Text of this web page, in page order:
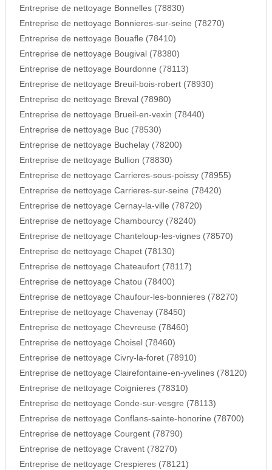
Entreprise de nettoyage Bonnelles (78830)
Entreprise de nettoyage Bonnieres-sur-seine (78270)
Entreprise de nettoyage Bouafle (78410)
Entreprise de nettoyage Bougival (78380)
Entreprise de nettoyage Bourdonne (78113)
Entreprise de nettoyage Breuil-bois-robert (78930)
Entreprise de nettoyage Breval (78980)
Entreprise de nettoyage Brueil-en-vexin (78440)
Entreprise de nettoyage Buc (78530)
Entreprise de nettoyage Buchelay (78200)
Entreprise de nettoyage Bullion (78830)
Entreprise de nettoyage Carrieres-sous-poissy (78955)
Entreprise de nettoyage Carrieres-sur-seine (78420)
Entreprise de nettoyage Cernay-la-ville (78720)
Entreprise de nettoyage Chambourcy (78240)
Entreprise de nettoyage Chanteloup-les-vignes (78570)
Entreprise de nettoyage Chapet (78130)
Entreprise de nettoyage Chateaufort (78117)
Entreprise de nettoyage Chatou (78400)
Entreprise de nettoyage Chaufour-les-bonnieres (78270)
Entreprise de nettoyage Chavenay (78450)
Entreprise de nettoyage Chevreuse (78460)
Entreprise de nettoyage Choisel (78460)
Entreprise de nettoyage Civry-la-foret (78910)
Entreprise de nettoyage Clairefontaine-en-yvelines (78120)
Entreprise de nettoyage Coignieres (78310)
Entreprise de nettoyage Conde-sur-vesgre (78113)
Entreprise de nettoyage Conflans-sainte-honorine (78700)
Entreprise de nettoyage Courgent (78790)
Entreprise de nettoyage Cravent (78270)
Entreprise de nettoyage Crespieres (78121)